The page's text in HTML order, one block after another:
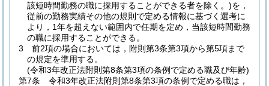
該短時間勤務の職に採用することができる者を除く。)を，
従前の勤務実績その他の規則で定める情報に基づく選考に
より，1年を超えない範囲内で任期を定め，当該短時間勤務
の職に採用することができる。
3
前2項の場合においては，附則第3条第3項から第5項まで
の規定を準用する。
(令和3年改正法附則第8条第3項の条例で定める職及び年齢)
第7条
令和3年改正法附則第8条第3項の条例で定める職は，